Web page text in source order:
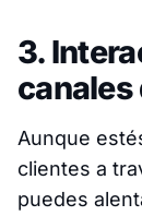
3.
canales
Aunque
clientes a
puedes